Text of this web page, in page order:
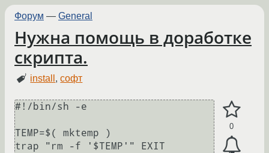
Форум — General
Нужна помощь в доработке
скрипта.
install ,софт
0
#!/bin/sh -e
TEMP=$( mktemp )
trap "rm -f '$TEMP'" EXIT